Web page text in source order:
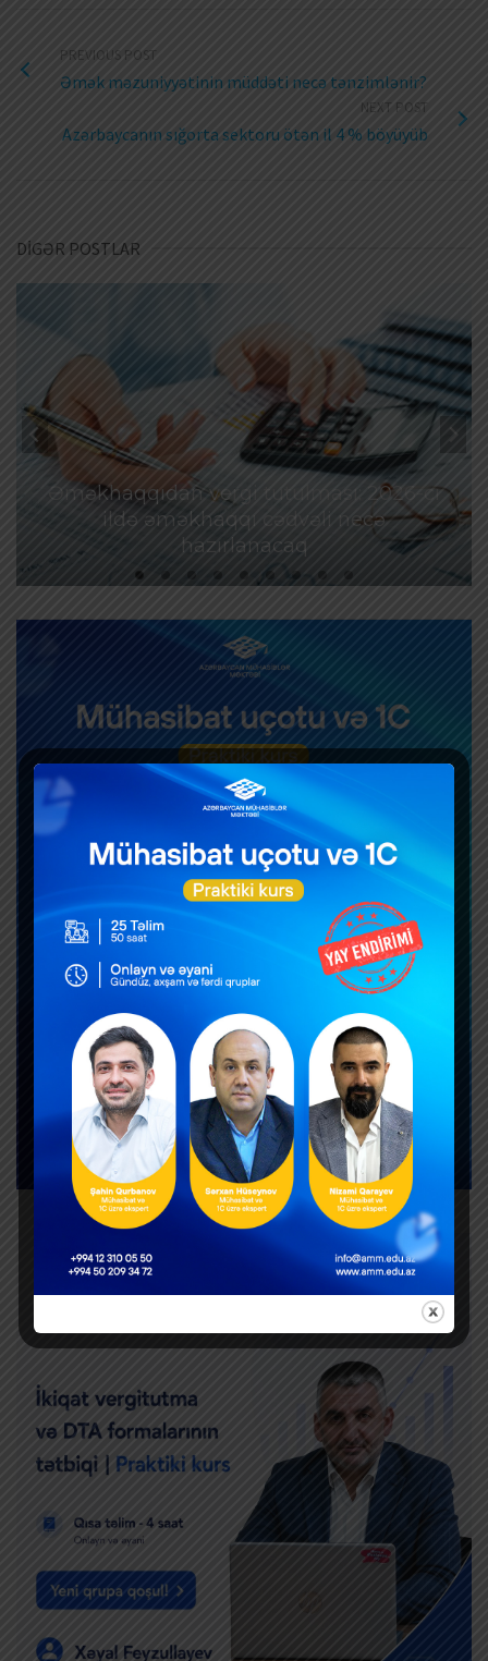
PREVIOUS POST
Əmək məzuniyyətinin müddəti necə tənzimlənir?
NEXT POST
Azərbaycanın sığorta sektoru ötən il 4 % böyüyüb
DİGƏR POSTLAR
Əməkhaqqıdan vergi tutulması: 2026-cı
ildə əməkhaqqı cədvəli necə
hazırlanacaq